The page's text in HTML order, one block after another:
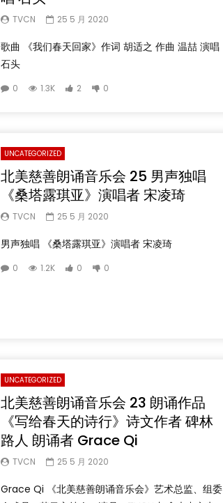
TVCN 25 5 月 2020
歌曲 《我们春天回家》作词 胡适之 作曲 温喆 演唱
石头
0 1.3K 2 0
UNCATEGORIZED
北美慈善朗诵音乐会 25 男声独唱
《桑塔露琪亚》演唱者 宋凌琦
TVCN 25 5 月 2020
男声独唱 《桑塔露琪亚》演唱者 宋凌琦
0 1.2K 0 0
UNCATEGORIZED
北美慈善朗诵音乐会 23 朗诵作品
《写给春天的诗行》诗文作者 碑林
路人 朗诵者 Grace Qi
TVCN 25 5 月 2020
Grace Qi 《北美慈善朗诵音乐会》艺术总监、组委